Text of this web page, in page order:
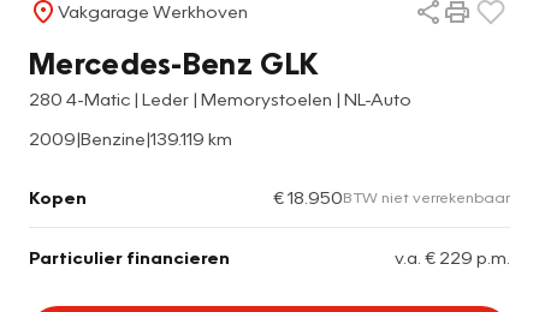
Vakgarage Werkhoven
Mercedes-Benz GLK
280 4-Matic | Leder | Memorystoelen | NL-Auto
2009|Benzine|139.119 km
Kopen € 18.950BTW niet verrekenbaar
Particulier financieren v.a. € 229 p.m.